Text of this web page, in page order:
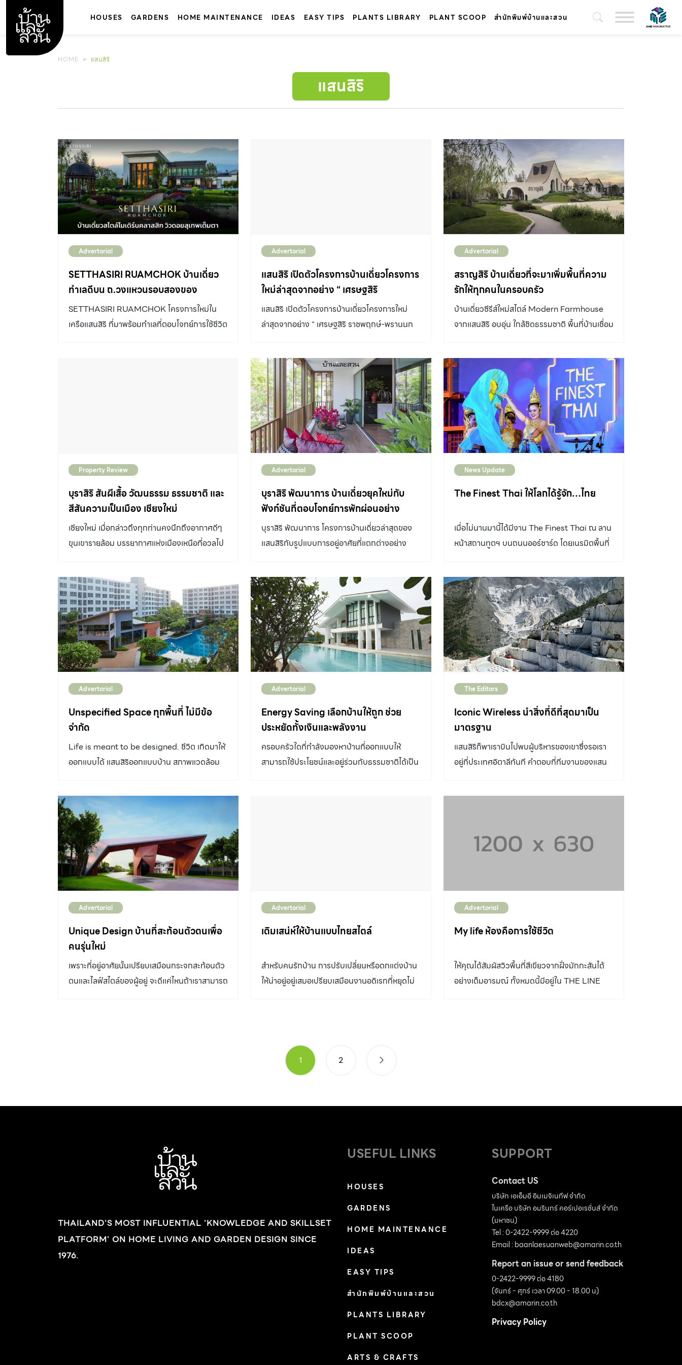
content
HOUSES GARDENS HOME MAINTENANCE IDEAS EASY TIPS PLANTS LIBRARY PLANT SCOOP สำนักพิมพ์บ้านและสวน
HOME แสนสิริ
แสนสิริ
Advertorial
SETTHASIRI RUAMCHOK บ้านเดี่ยว
ทำเลดีบน ถ.วงแหวนรอบสองของ
เชียงใหม่
SETTHASIRI RUAMCHOK โครงการใหม่ใน
เครือแสนสิริ ที่มาพร้อมทำเลที่ตอบโจทย์การใช้ชีวิต
Advertorial
แสนสิริ เปิดตัวโครงการบ้านเดี่ยวโครงการ
ใหม่ล่าสุดจากอย่าง “ เศรษฐสิริ
ราชพฤกษ์-พรานนก ”บ้านระดับลักซูรี่ที่
พร้อมมอบเอกสิทธิ์เพียง 35 หลังเท่านั้น
แสนสิริ เปิดตัวโครงการบ้านเดี่ยวโครงการใหม่
ล่าสุดจากอย่าง “ เศรษฐสิริ ราชพฤกษ์-พรานนก
Advertorial
สราญสิริ บ้านเดี่ยวที่จะมาเพิ่มพื้นที่ความ
รักให้ทุกคนในครอบครัว
บ้านเดี่ยวซีรีส์ใหม่สไตล์ Modern Farmhouse
จากแสนสิริ อบอุ่น ใกล้ชิดธรรมชาติ พื้นที่บ้านเชื่อม
หลายความโดดเด่นของ โครงการสราญสิริ บ้าน
เดี่ยวซีรีส์ใหม่สไตล์ Modern Farmhouse จาก
แสนสิริ ที่พร้อมเป็นบ้านเดี่ยวหลังแรกของ
ครอบครัว กับทั้ง 5 ทำเล ประชาอุทิศ 90 | พระราม
2 | บางนา | เทียนทะล 30 | รามคำแหง ทุกพื้นที่
เต็มไปด้วยสีสัน ดอกไม้สร้างความสดใสและสีเขียว
ของต้นไม้ต้นใหญ่ต้นเล็กสร้างความสดชื่น เป็น
ความตั้งใจของแสนสิริที่อยากให้ทุกคนได้อยู่ใกล้
ชิดธรรมชาติ มากไปกว่านั้นยังเพิ่มพื้นที่ความรัก
Expands ด้วยฟังก์ชันที่คิดและออกแบบมาใหม่
ทั้งหมดเพื่อการอยู่อาศัย ขยายพื้นที่ส่วนรวม เพิ่ม
พื้นที่ส่วนตัวที่เชื่อว่าจะทำให้ตกหลุมรักได้ทุกวัน
ใหม่ของแสนสิริมาในดีไซน์ Modern Farmhouse
เพราะเข้าใจดีว่าผู้คนกำลังโหยหาธรรมชาติ จึงยก
ธรรมชาติมาโอบล้อมรอบตัว ในบรรยากาศ
Romantic Landscape เต็มไปด้วยสวนดอกไม้
สีสด […]
Property Review
บุราสิริ สันผีเสื้อ วัฒนธรรม ธรรมชาติ และ
สีสันความเป็นเมือง เชียงใหม่
เชียงใหม่ เมื่อกล่าวถึงทุกท่านคงนึกถึงอากาศดีๆ
ขุนเขารายล้อม บรรยากาศแห่งเมืองเหนือที่อวลไป
แห่งนี้ แล้วมากกว่าหากบ้านของเราอยู่บนสมดุลที่
พอดีระหว่างความเป็นเมืองของเชียงใหม่ และ
ธรรมชาติของชานเมืองที่ตื่นแต่เช้าก็พบกับวิวเขา
ได้ในทุกวัน โครงการ บุราสิริ สันผีเสื้อ คือคำตอบ
ของทุกสิ่งที่กล่าวมาด้วยความน่าสนใจที่ตัว
โครงการตั้งอยู่บน ที่ดินแปลงสุดท้ายในพื้นที่สัน
ผีเสื้อ ที่สามารถพัฒนาเป็นโครงการที่อยู่อาศัยได้
ด้วยพื้นที่ใกล้เมืองแต่ไม่ใกล้ไป เดินทางสะดวก
แวดล้อมด้วยธรรมชาติเพราะผังเมืองที่เปลี่ยนเป็น
สีเขียวแล้ว ทำให้พื้นที่โดยรอบในอนาคตจะเป็นพื้นที่
เกษตรสุดแสนสบายตา ด้วยแปลงนา ทุ่งดอกไม้
และทิวเขาถนนธงชัย สัมผัสบรรยากาศเชียงใหม่ทั้ง
ไหนก็สะดวก โครงการ “บุราสิริ สันผีเสื้อ” เชียงใหม่
ตั้งอยู่บนทำเลศักยภาพ ถนนวงแหวนรอบที่ 3 ใกล้
ซุปเปอร์ไฮเวย์ ที่เป็นเส้นหลักของการเดินทางเข้า-
ออกเมืองเชียงใหม่ โดยใช้เวลาเพียง 15 นาทีก็เข้า
ถึงใจกลางคูเมืองเชียงใหม่ได้ ชีวิตสะดวกสบาย
เพราะอยู่ใกล้เซ็นทรัล เฟสติวัล กาดรวมโชค ริมปิง
ซุปเปอร์มาร์เก็ต โรงพยาบาลกรุงเทพ ศูนย์ราชการ
มหาวิทยาลัยแม่โจ้ มหาวิทยาลัยเชียงใหม่ และ
แน่นอนที่สุดคือ ถนนนิมมานเหมินทร์ ศูนย์กลาง
ความชิคของเชียงใหม่ จึงทำให้ทุกวันสามารถเป็น
วันสบายๆที่จะเข้าเมืองหรือหลบพักผ่อนอยู่กับ
ธรรมชาติก็ทำได้ตามใจเลือก งานออกแบบที่ตอบ
โจทย์ทุกรายละเอียดชีวิต คิดจบ ครบ […]
Advertorial
บุราสิริ พัฒนาการ บ้านเดี่ยวยุคใหม่กับ
ฟังก์ชันที่ตอบโจทย์การพักผ่อนอย่าง
ลงตัว
บุราสิริ พัฒนาการ โครงการบ้านเดี่ยวล่าสุดของ
แสนสิริกับรูปแบบการอยู่อาศัยที่แตกต่างอย่าง
News Update
The Finest Thai ให้โลกได้รู้จัก…ไทย
เมื่อไม่นานมานี้ได้มีงาน The Finest Thai ณ ลาน
หน้าสถานทูตฯ บนถนนออร์ชาร์ด โดยเนรมิตพื้นที่
Advertorial
Unspecified Space ทุกพื้นที่ ไม่มีข้อ
จำกัด
Life is meant to be designed. ชีวิต เกิดมาให้
ออกแบบได้ แสนสิริออกแบบบ้าน สภาพแวดล้อม
Advertorial
Energy Saving เลือกบ้านให้ถูก ช่วย
ประหยัดทั้งเงินและพลังงาน
ครอบครัวใดที่กำลังมองหาบ้านที่ออกแบบให้
สามารถใช้ประโยชน์และอยู่ร่วมกับธรรมชาติได้เป็น
The Editors
Iconic Wireless นำสิ่งที่ดีที่สุดมาเป็น
มาตรฐาน
แสนสิริก็พาเราบินไปพบผู้บริหารของเขาซึ่งรอเรา
อยู่ที่ประเทศอิตาลีทันที คำตอบที่ทีมงานของแสน
Advertorial
Unique Design บ้านที่สะท้อนตัวตนเพื่อ
คนรุ่นใหม่
เพราะที่อยู่อาศัยนั้นเปรียบเสมือนกระจกสะท้อนตัว
ตนและไลฟ์สไตล์ของผู้อยู่ จะดีแค่ไหนถ้าเราสามารถ
Advertorial
เติมเสน่ห์ให้บ้านแบบไทยสไตล์
สำหรับคนรักบ้าน การปรับเปลี่ยนหรือตกแต่งบ้าน
ให้น่าอยู่อยู่เสมอเปรียบเสมือนงานอดิเรกที่หยุดไม่
Advertorial
My life ห้องคือการใช้ชีวิต
ให้คุณได้สัมผัสวิวพื้นที่สีเขียวจากฝั่งมักกะสันได้
อย่างเต็มอารมณ์ ทั้งหมดนี้มีอยู่ใน THE LINE
1 2
THAILAND'S MOST INFLUENTIAL 'KNOWLEDGE AND SKILLSET
PLATFORM' ON HOME LIVING AND GARDEN DESIGN SINCE
1976.
USEFUL LINKS
HOUSES
GARDENS
HOME MAINTENANCE
IDEAS
EASY TIPS
สำนักพิมพ์บ้านและสวน
PLANTS LIBRARY
PLANT SCOOP
ARTS & CRAFTS
SUPPORT
Contact US
บริษัท เอเอ็มอี อิมเมจิเนทีฟ จำกัด
ในเครือ บริษัท อมรินทร์ คอร์เปอเรชั่นส์ จำกัด
(มหาชน)
Tel : 0-2422-9999 ต่อ 4220
Email :baanlaesuanweb@amarin.co.th
Report an issue or send feedback
0-2422-9999 ต่อ 4180
(จันทร์ - ศุกร์ เวลา 09.00 - 18.00 น)
bdcx@amarin.co.th
Privacy Policy